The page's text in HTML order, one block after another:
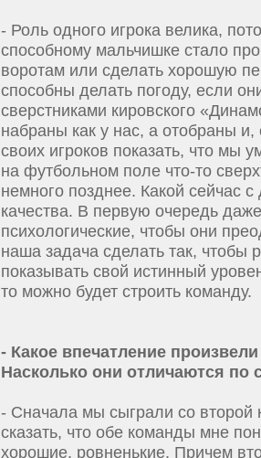
- Роль одного игрока велика,
способному мальчишке стало
воротам или сделать хорошую
способны делать погоду, если
сверстниками кировского
набраны как у нас, а отобраны
своих игроков показать, что мы
на футбольном поле что-то
немного позднее. Какой сейчас
качества. В первую очередь
психологические, чтобы они
наша задача сделать так, чтобы
показывать свой истинный
то можно будет строить команду.
- Какое впечатление
Насколько они отличаются по
- Сначала мы сыграли со второй
сказать, что обе команды мне
хорошие, ровненькие. Причем